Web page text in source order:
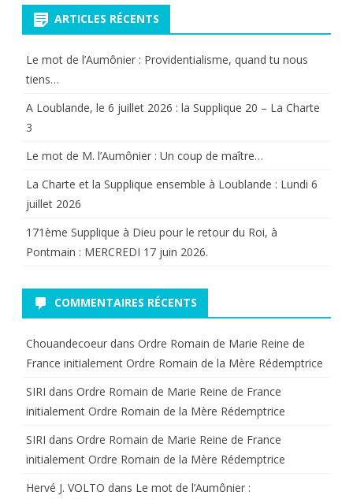
ARTICLES RÉCENTS
Le mot de l’Aumônier : Providentialisme, quand tu nous
tiens…
A Loublande, le 6 juillet 2026 : la Supplique 20 – La Charte
3
Le mot de M. l’Aumônier : Un coup de maître…
La Charte et la Supplique ensemble à Loublande : Lundi 6
juillet 2026
171ème Supplique à Dieu pour le retour du Roi, à
Pontmain : MERCREDI 17 juin 2026.
COMMENTAIRES RÉCENTS
Chouandecoeur dans Ordre Romain de Marie Reine de
France initialement Ordre Romain de la Mère Rédemptrice
SIRI dans Ordre Romain de Marie Reine de France
initialement Ordre Romain de la Mère Rédemptrice
SIRI dans Ordre Romain de Marie Reine de France
initialement Ordre Romain de la Mère Rédemptrice
Hervé J. VOLTO dans Le mot de l’Aumônier :